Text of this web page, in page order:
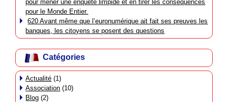
pour mener une enquête limpide et en tirer les conséquences
pour le Monde Entier.
620 Avant même que l’euronumérique ait fait ses preuves les
banques, les citoyens se posent des questions
Catégories
Actualité (1)
Association (10)
Blog (2)